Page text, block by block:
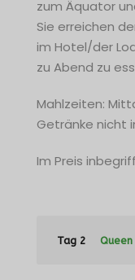
zum Äquator
Sie erreichen
im Hotel/der
zu Abend zu
Mahlzeiten:
Getränke nicht
Im Preis
Tag 2